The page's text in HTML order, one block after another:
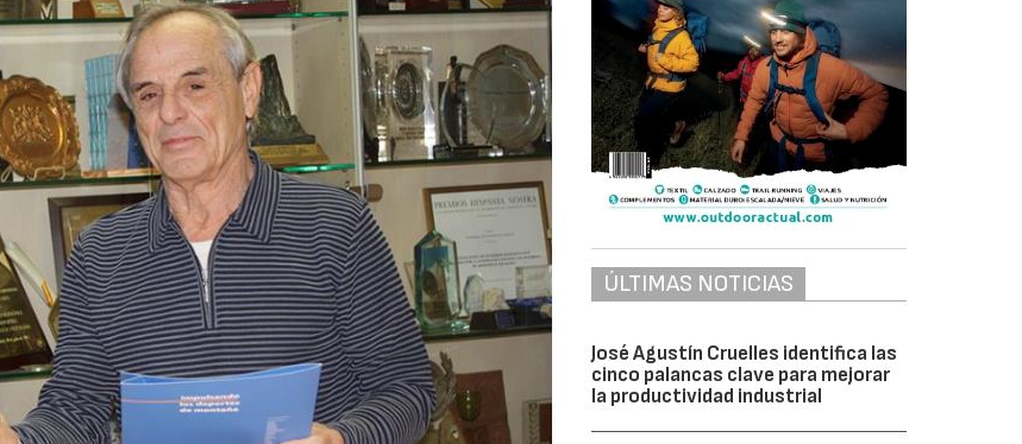
ÚLTIMAS NOTICIAS
José Agustín Cruelles identifica las
cinco palancas clave para mejorar
la productividad industrial